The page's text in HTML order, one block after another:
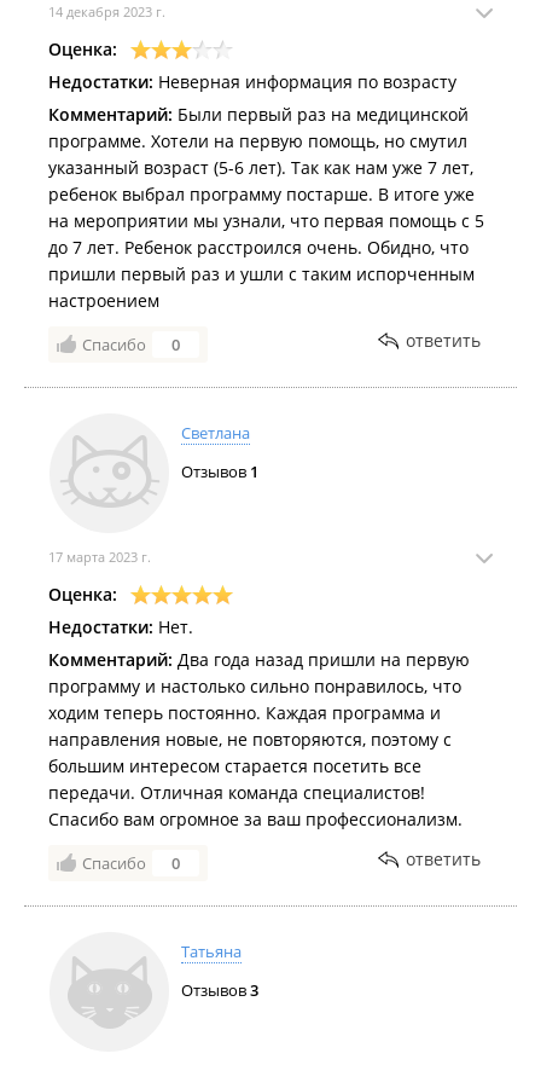
Директор Татьяна очень вежливая, отзывчивая,
ответила на все вопросы!🫶🫶Пока дети
экспериментировали, для нас провели научно-
развлекательную викторину. Один из родителей
даже выиграл бесплатное посещение ребенком
программы, я тоже старалась, но увы😅.Узнали кучу
лайфхаков и неожиданных фактов о науке — время
пролетело незаметно и очень весело.
Идеальный вариант для тех, кто хочет привить
ребенку любовь к знаниям через практику и игру.
Также узнали что можно ходить с классом, с
Комментарий:
Совет: Записывайтесь заранее на
сайте, места разлетаются быстро, что
неудивительно при таком уровне качества!
14 декабря 2023 г.
Оценка:
Недостатки: Неверная информация по возрасту
Комментарий: Были первый раз на медицинской
программе. Хотели на первую помощь, но смутил
указанный возраст (5-6 лет). Так как нам уже 7 лет,
ребенок выбрал программу постарше. В итоге уже
на мероприятии мы узнали, что первая помощь с 5
до 7 лет. Ребенок расстроился очень. Обидно, что
пришли первый раз и ушли с таким испорченным
настроением
Спасибо 0 ответить
Светлана
Отзывов 1
17 марта 2023 г.
Оценка:
Недостатки: Нет.
Комментарий: Два года назад пришли на первую
программу и настолько сильно понравилось, что
ходим теперь постоянно. Каждая программа и
направления новые, не повторяются, поэтому с
большим интересом старается посетить все
передачи. Отличная команда специалистов!
Спасибо вам огромное за ваш профессионализм.
Спасибо 0 ответить
Татьяна
Отзывов3